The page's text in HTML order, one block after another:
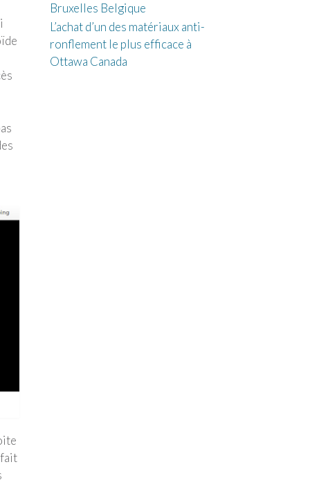
Bruxelles Belgique
L’achat d’un des matériaux anti-
ronflement le plus efficace à
Ottawa Canada